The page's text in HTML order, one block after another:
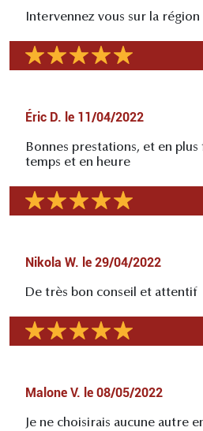
Intervennez vous sur la région
Éric D. le 11/04/2022
Bonnes prestations, et en plus
temps et en heure
Nikola W. le 29/04/2022
De très bon conseil et attentif
Malone V. le 08/05/2022
Je ne choisirais aucune autre